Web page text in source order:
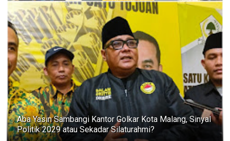
Aba Yasin Sambangi Kantor Golkar Kota Malang, Sinyal
Politik 2029 atau Sekadar Silaturahmi?